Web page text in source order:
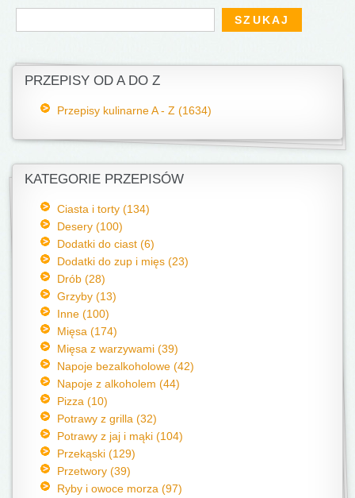
Formularz wyszukiwania
Szukaj
PRZEPISY OD A DO Z
Przepisy kulinarne A - Z (1634)
KATEGORIE PRZEPISÓW
Ciasta i torty (134)
Desery (100)
Dodatki do ciast (6)
Dodatki do zup i mięs (23)
Drób (28)
Grzyby (13)
Inne (100)
Mięsa (174)
Mięsa z warzywami (39)
Napoje bezalkoholowe (42)
Napoje z alkoholem (44)
Pizza (10)
Potrawy z grilla (32)
Potrawy z jaj i mąki (104)
Przekąski (129)
Przetwory (39)
Ryby i owoce morza (97)